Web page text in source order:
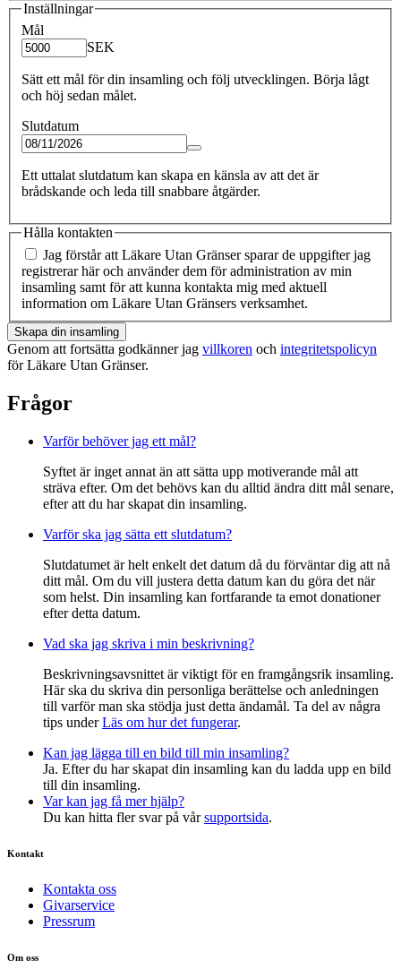
Inställningar
Mål
SEK
Sätt ett mål för din insamling och följ utvecklingen. Börja lågt
och höj sedan målet.
Slutdatum
Ett uttalat slutdatum kan skapa en känsla av att det är
brådskande och leda till snabbare åtgärder.
Hålla kontakten
Jag förstår att Läkare Utan Gränser sparar de uppgifter jag
registrerar här och använder dem för administration av min
insamling samt för att kunna kontakta mig med aktuell
information om Läkare Utan Gränsers verksamhet.
Skapa din insamling
Genom att fortsätta godkänner jag villkoren och integritetspolicyn
för Läkare Utan Gränser.
Frågor
Varför behöver jag ett mål?
Syftet är inget annat än att sätta upp motiverande mål att
sträva efter. Om det behövs kan du alltid ändra ditt mål senare,
efter att du har skapat din insamling.
Varför ska jag sätta ett slutdatum?
Slutdatumet är helt enkelt det datum då du förväntar dig att nå
ditt mål. Om du vill justera detta datum kan du göra det när
som helst. Din insamling kan fortfarande ta emot donationer
efter detta datum.
Vad ska jag skriva i min beskrivning?
Beskrivningsavsnittet är viktigt för en framgångsrik insamling.
Här ska du skriva din personliga berättelse och anledningen
till varför man ska stödja just detta ändamål. Ta del av några
tips underLäs om hur det fungerar.
Kan jag lägga till en bild till min insamling?
Ja. Efter du har skapat din insamling kan du ladda upp en bild
till din insamling.
Var kan jag få mer hjälp?
Du kan hitta fler svar på vårsupportsida.
Kontakt
Kontakta oss
Givarservice
Pressrum
Om oss